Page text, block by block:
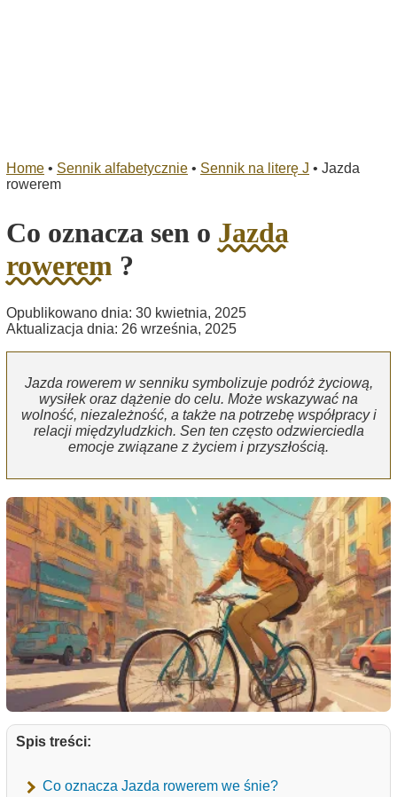
Home • Sennik alfabetycznie • Sennik na literę J • Jazda
rowerem
Co oznacza sen o Jazda
rowerem ?
Opublikowano dnia: 30 kwietnia, 2025
Aktualizacja dnia: 26 września, 2025
Jazda rowerem w senniku symbolizuje podróż życiową,
wysiłek oraz dążenie do celu. Może wskazywać na
wolność, niezależność, a także na potrzebę współpracy i
relacji międzyludzkich. Sen ten często odzwierciedla
emocje związane z życiem i przyszłością.
Spis treści:
Co oznacza Jazda rowerem we śnie?